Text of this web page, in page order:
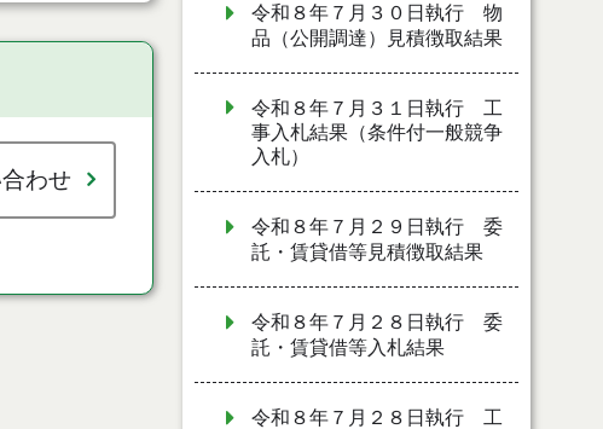
わせ
令和８年７月３０日執行 物
品（公開調達）見積徴取結果
令和８年７月３１日執行 工
事入札結果（条件付一般競争
入札）
令和８年７月２９日執行 委
託・賃貸借等見積徴取結果
令和８年７月２８日執行 委
託・賃貸借等入札結果
令和８年７月２８日執行 工